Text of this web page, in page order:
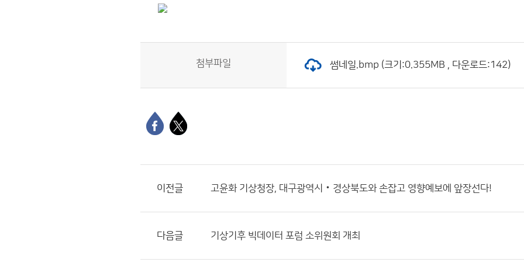
첨부파일 썸네일.bmp (크기:0.355MB , 다운로드:142)
이전글 고윤화 기상청장, 대구광역시‧경상북도와 손잡고 영향예보에 앞장선다!
다음글 기상기후 빅데이터 포럼 소위원회 개최